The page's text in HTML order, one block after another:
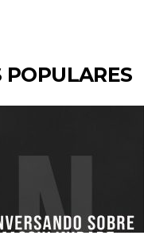
POPULARES